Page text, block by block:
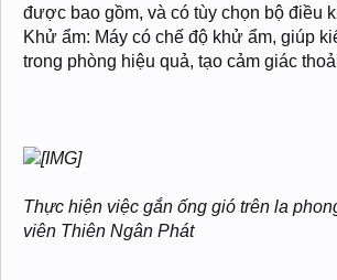
được bao gồm, và có tùy chọn bộ điều
Khử ẩm: Máy có chế độ khử ẩm, giúp
trong phòng hiệu quả, tạo cảm giác
Thực hiện việc gắn ống gió trên la
viên Thiên Ngân Phát